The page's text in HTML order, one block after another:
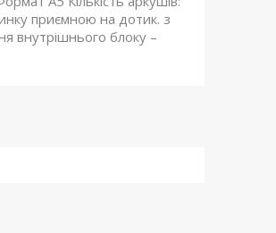
приємною на дотик. з
внутрішнього блоку –